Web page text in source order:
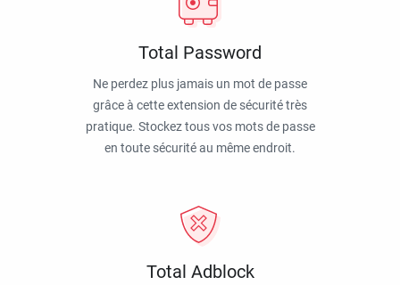
Total Password
Ne perdez plus jamais un mot de passe
grâce à cette extension de sécurité très
pratique. Stockez tous vos mots de passe
en toute sécurité au même endroit.
Total Adblock